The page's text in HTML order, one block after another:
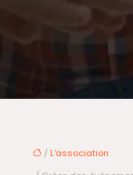
/ L'association